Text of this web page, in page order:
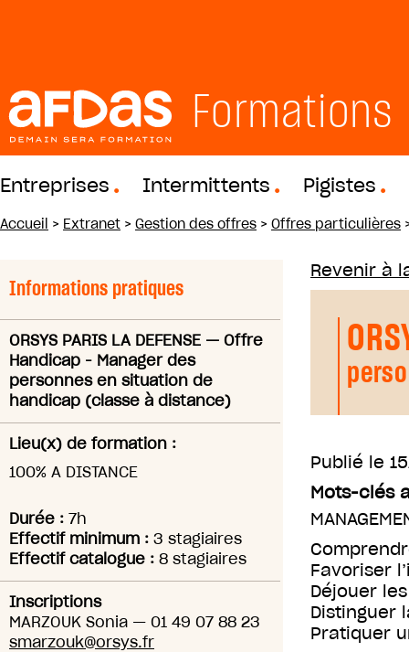
Formations
Entreprises Intermittents Pigistes
Accueil > Extranet > Gestion des offres > Offres particulières
Informations pratiques
ORSYS PARIS LA DEFENSE — Offre
Handicap - Manager des
personnes en situation de
handicap (classe à distance)
Lieu(x) de formation :
100% A DISTANCE
Durée : 7h
Effectif minimum : 3 stagiaires
Effectif catalogue : 8 stagiaires
Inscriptions
MARZOUK Sonia — 01 49 07 88 23
smarzouk@orsys.fr
Revenir à
Publié le
Mots-clés
Favoriser
Déjouer
Distinguer
Pratiquer